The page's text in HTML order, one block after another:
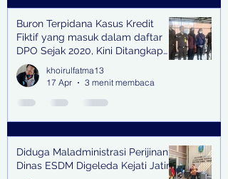
Buron Terpidana Kasus Kredit
Fiktif yang masuk dalam daftar
DPO Sejak 2020, Kini Ditangkap
Kejari Surabaya
khoirulfatma13
17 Apr
3 menit membaca
Diduga Maladministrasi Perijinan,
Dinas ESDM Digeleda Kejati Jatim